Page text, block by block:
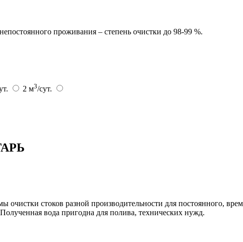
проживания – степень очистки до 98-99 %.
2 м3/сут.
очистки стоков разной производительности для постоянного,
вода пригодна для полива, технических нужд.